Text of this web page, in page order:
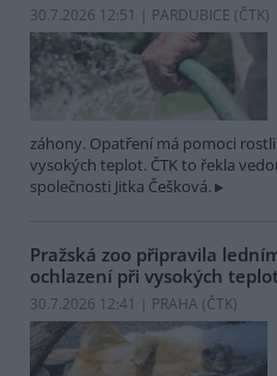
30.7.2026 12:51 | PARDUBICE (ČTK)
záhony. Opatření má pomoci
vysokých teplot. ČTK to řekla
společnosti Jitka Češková.
Pražská zoo připravila
ochlazení při vysokých
30.7.2026 12:41 | PRAHA (ČTK)